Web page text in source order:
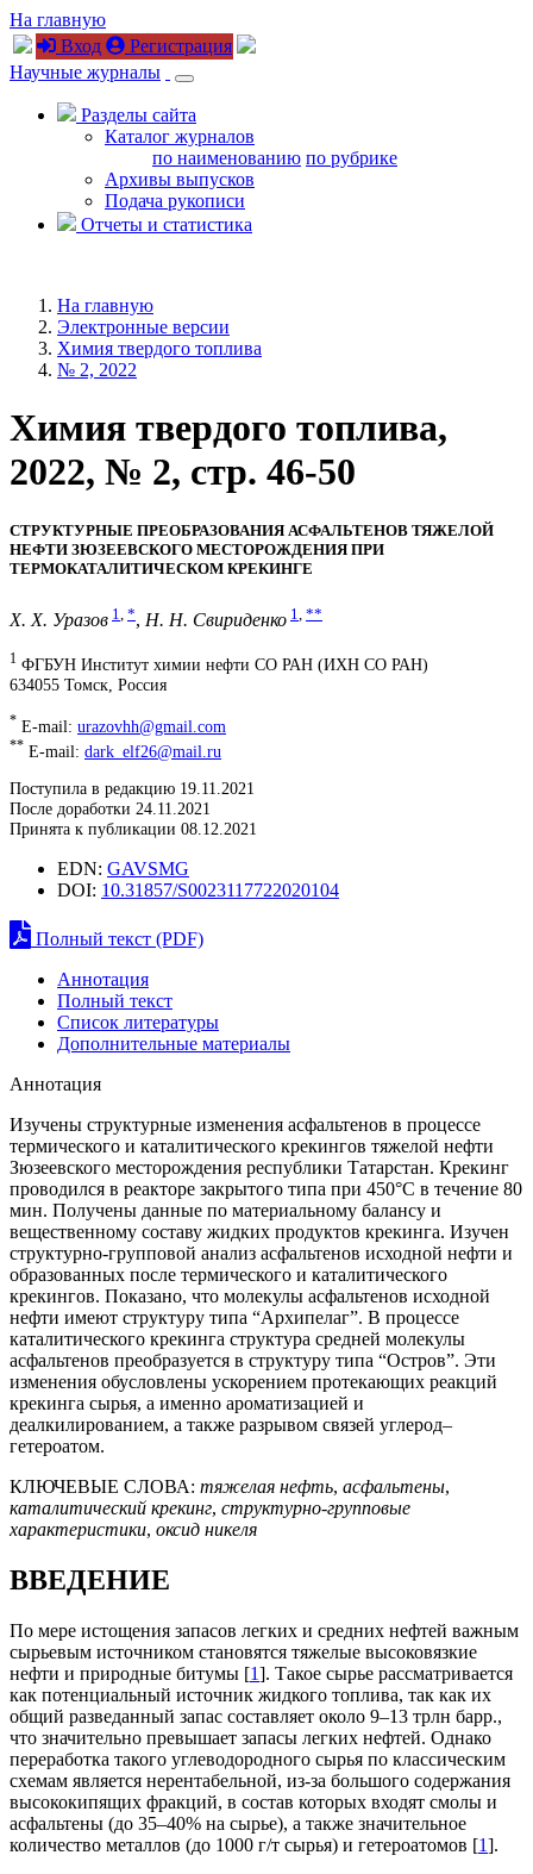
На главную
Вход
Регистрация
Научные журналы
Разделы сайта
Каталог журналов
по наименованию по рубрике
Архивы выпусков
Подача рукописи
Отчеты и статистика
На главную
Электронные версии
Химия твердого топлива
№ 2, 2022
Химия твердого топлива,
2022, № 2, стр. 46-50
СТРУКТУРНЫЕ ПРЕОБРАЗОВАНИЯ АСФАЛЬТЕНОВ ТЯЖЕЛОЙ
НЕФТИ ЗЮЗЕЕВСКОГО МЕСТОРОЖДЕНИЯ ПРИ
ТЕРМОКАТАЛИТИЧЕСКОМ КРЕКИНГЕ
Х. Х. Уразов 1 *, Н. Н. Свириденко 1 **
1 ФГБУН Институт химии нефти СО РАН (ИХН СО РАН)
634055 Томск, Россия
* E-mail: urazovhh@gmail.com
** E-mail: dark_elf26@mail.ru
Поступила в редакцию 19.11.2021
После доработки 24.11.2021
Принята к публикации 08.12.2021
EDN: GAVSMG
DOI: 10.31857/S0023117722020104
Полный текст (PDF)
Аннотация
Полный текст
Список литературы
Дополнительные материалы
Аннотация
Изучены структурные изменения асфальтенов в процессе
термического и каталитического крекингов тяжелой нефти
Зюзеевского месторождения республики Татарстан. Крекинг
проводился в реакторе закрытого типа при 450°С в течение 80
мин. Получены данные по материальному балансу и
вещественному составу жидких продуктов крекинга. Изучен
структурно-групповой анализ асфальтенов исходной нефти и
образованных после термического и каталитического
крекингов. Показано, что молекулы асфальтенов исходной
нефти имеют структуру типа “Архипелаг”. В процессе
каталитического крекинга структура средней молекулы
асфальтенов преобразуется в структуру типа “Остров”. Эти
изменения обусловлены ускорением протекающих реакций
крекинга сырья, а именно ароматизацией и
деалкилированием, а также разрывом связей углерод–
гетероатом.
КЛЮЧЕВЫЕ СЛОВА: тяжелая нефть, асфальтены,
каталитический крекинг, структурно-групповые
характеристики, оксид никеля
ВВЕДЕНИЕ
По мере истощения запасов легких и средних нефтей важным
сырьевым источником становятся тяжелые высоковязкие
нефти и природные битумы [1]. Такое сырье рассматривается
как потенциальный источник жидкого топлива, так как их
общий разведанный запас составляет около 9–13 трлн барр.,
что значительно превышает запасы легких нефтей. Однако
переработка такого углеводородного сырья по классическим
схемам является нерентабельной, из-за большого содержания
высококипящих фракций, в состав которых входят смолы и
асфальтены (до 35–40% на сырье), а также значительное
количество металлов (до 1000 г/т сырья) и гетероатомов [1].